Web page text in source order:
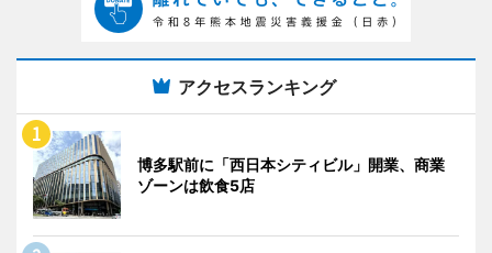
アクセスランキング
博多駅前に「西日本シティビル」開業、商業
ゾーンは飲食5店